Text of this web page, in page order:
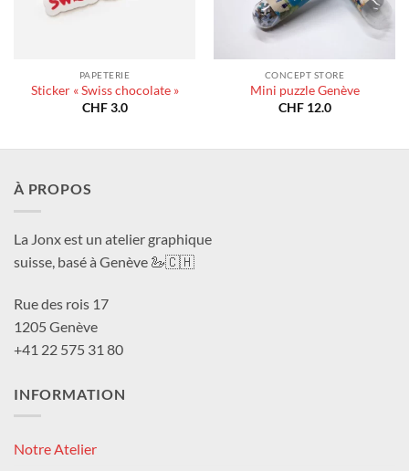
PAPETERIE
Sticker « Swiss chocolate »
CHF3.0
CONCEPT STORE
Mini puzzle Genève
CHF12.0
À PROPOS
La Jonx est un atelier graphique
suisse, basé à Genève 🦢🇨🇭
Rue des rois 17
1205 Genève
+41 22 575 31 80
INFORMATION
Notre Atelier